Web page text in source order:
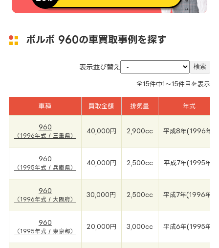
ボルボ 960の車買取事例を探す
表示並び替え
全15件中1～15件目を表示
車種 買取金額 排気量 年式
960
（1996年式 / 三重県）
40,000円 2,900cc 平成8年(1996年)
960
（1995年式 / 兵庫県）
40,000円 2,500cc 平成7年(1995年)
960
（1996年式 / 大阪府）
30,000円 2,500cc 平成7年(1996年)
960
（1995年式 / 東京都）
20,000円 3,000cc 平成6年(1995年)